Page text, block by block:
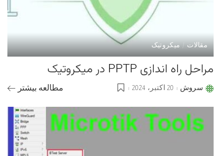
مقالات میکروتیک
مراحل راه اندازی PPTP در میکروتیک
Postedسروش 20 اکتبر، 2024 مطالعه بیشتر